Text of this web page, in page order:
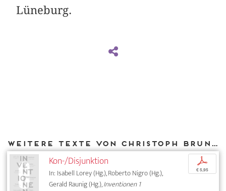
Lüneburg.
Weitere Texte von Christoph Brunner bei DIAPHANES
Kon-/Disjunktion
In: Isabell Lorey (Hg.), Roberto Nigro (Hg.),
Gerald Raunig (Hg.),Inventionen 1
p
€ 5,95